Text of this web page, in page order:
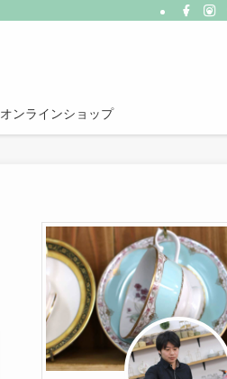
オンラインショップ